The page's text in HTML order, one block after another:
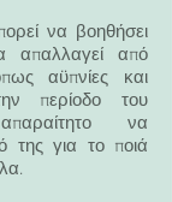
να βοηθήσει
απαλλαγεί από
αϋπνίες και
περίοδο του
να
της για το ποιά